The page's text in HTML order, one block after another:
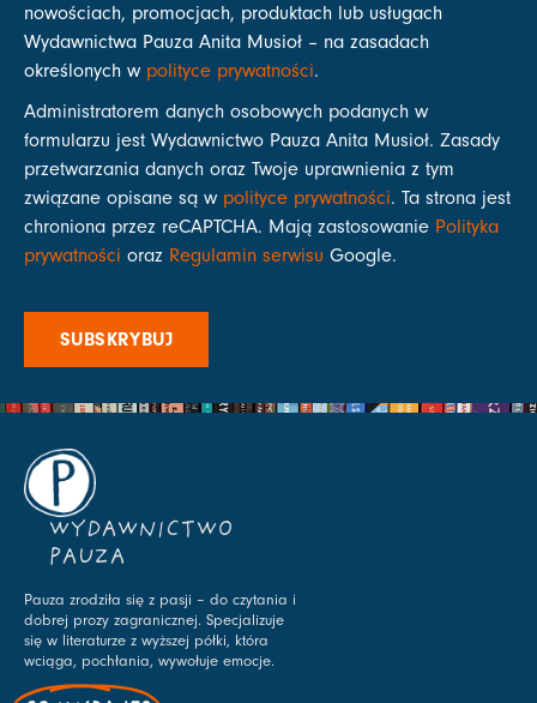
nowościach, promocjach, produktach lub usługach
Wydawnictwa Pauza Anita Musioł – na zasadach
określonych w polityce prywatności.
Administratorem danych osobowych podanych w
formularzu jest Wydawnictwo Pauza Anita Musioł. Zasady
przetwarzania danych oraz Twoje uprawnienia z tym
związane opisane są w polityce prywatności. Ta strona jest
chroniona przez reCAPTCHA. Mają zastosowanie Polityka
prywatności oraz Regulamin serwisu Google.
SUBSKRYBUJ
WYDAWNICTWO
PAUZA
Pauza zrodziła się z pasji – do czytania i
dobrej prozy zagranicznej. Specjalizuje
się w literaturze z wyższej półki, która
wciąga, pochłania, wywołuje emocje.